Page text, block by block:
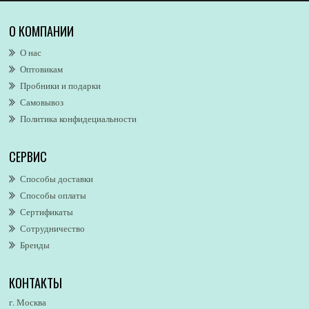
Alex Simone
Alexander McQueen
Alexandre. J
Alford & Hoff
Alfred Dunhill
Alfred Ritchy
Alfred Sung
AllSaints
Alsayad
Altaia
Alvarez Gomez
Alviero Martini
Alyson Oldoini
American Eagle
О КОМПАНИИ
О нас
Оптовикам
Пробники и подарки
Самовывоз
Политика конфидециальности
СЕРВИС
Способы доставки
Способы оплаты
Сертификаты
Сотрудничество
Бренды
КОНТАКТЫ
г. Москва